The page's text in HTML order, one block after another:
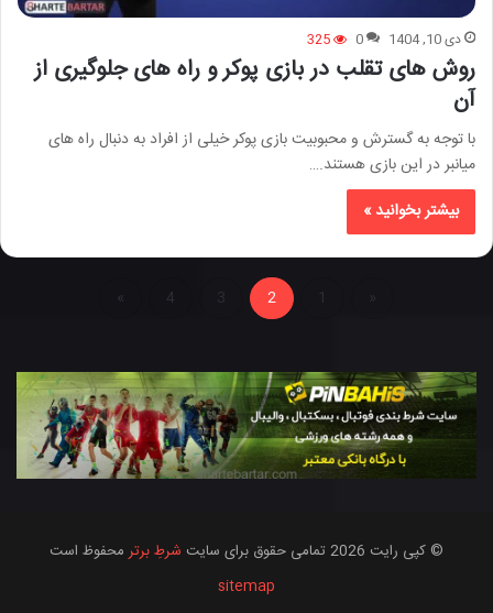
دی 10, 1404 0
325
روش های تقلب در بازی پوکر و راه های جلوگیری از
آن
با توجه به گسترش و محبوبیت بازی پوکر خیلی از افراد به دنبال راه های
میانبر در این بازی هستند.…
بیشتر بخوانید »
«
1
2
3
4
»
© کپی رایت 2026 تمامی حقوق برای سایت شرطِ برتر محفوظ است
sitemap